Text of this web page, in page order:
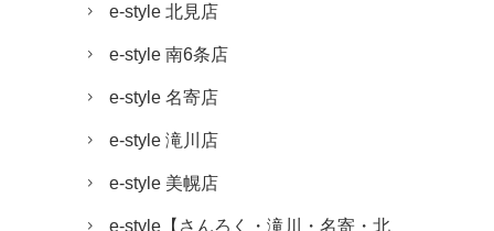
e-style 北見店
e-style 南6条店
e-style 名寄店
e-style 滝川店
e-style 美幌店
e-style【さんろく・滝川・名寄・北